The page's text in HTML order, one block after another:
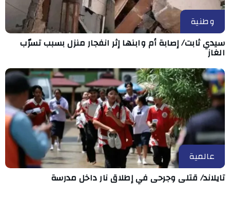
وطنية
سيدي ثابت/ إصابة أم وابنها إثر انفجار منزل بسبب تسرّب
الغاز
عالمية
تايلاند/ قتلى وجرحى في إطلاق نار داخل مدرسة